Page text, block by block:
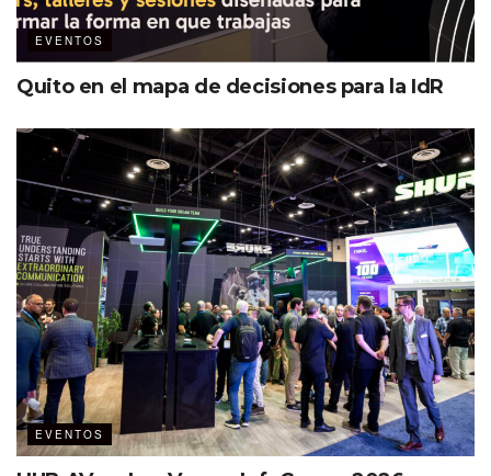
EVENTOS
Quito en el mapa de decisiones para la IdR
EVENTOS